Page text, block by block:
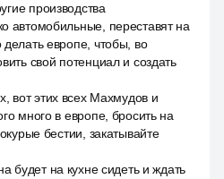
производства
автомобильные, переставят на
европе, чтобы, во
свой потенциал и создать
вот этих всех Махмудов и
много в европе, бросить на
бестии, закатывайте
будет на кухне сидеть и ждать